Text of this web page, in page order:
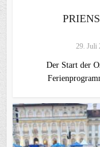
29. Juli
Der Start der